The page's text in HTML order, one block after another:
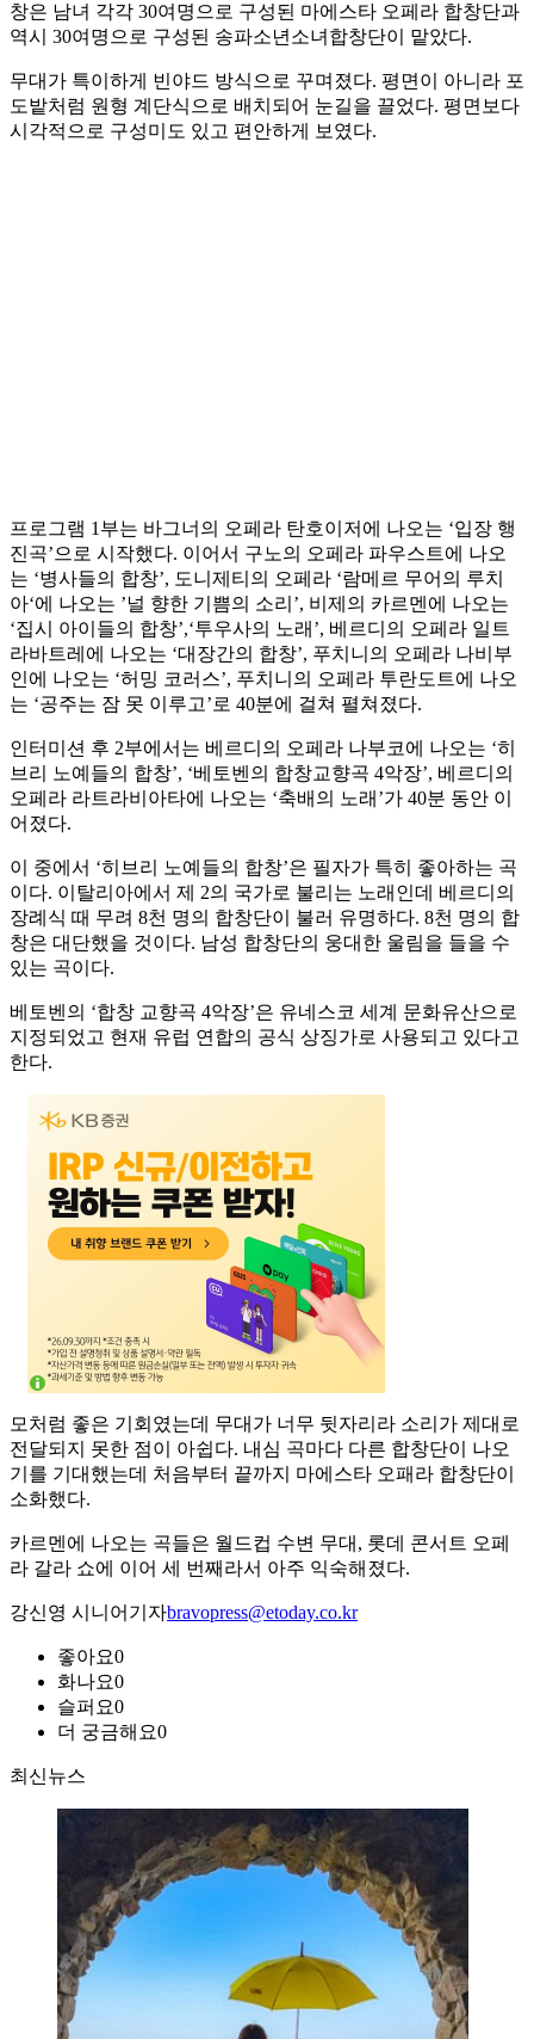
창은 남녀 각각 30여명으로 구성된 마에스타 오페라 합창단과
역시 30여명으로 구성된 송파소년소녀합창단이 맡았다.
무대가 특이하게 빈야드 방식으로 꾸며졌다. 평면이 아니라 포
도밭처럼 원형 계단식으로 배치되어 눈길을 끌었다. 평면보다
시각적으로 구성미도 있고 편안하게 보였다.
프로그램 1부는 바그너의 오페라 탄호이저에 나오는 ‘입장 행
진곡’으로 시작했다. 이어서 구노의 오페라 파우스트에 나오
는 ‘병사들의 합창’, 도니제티의 오페라 ‘람메르 무어의 루치
아‘에 나오는 ’널 향한 기쁨의 소리’, 비제의 카르멘에 나오는
‘집시 아이들의 합창’,‘투우사의 노래’, 베르디의 오페라 일트
라바트레에 나오는 ‘대장간의 합창’, 푸치니의 오페라 나비부
인에 나오는 ‘허밍 코러스’, 푸치니의 오페라 투란도트에 나오
는 ‘공주는 잠 못 이루고’로 40분에 걸쳐 펼쳐졌다.
인터미션 후 2부에서는 베르디의 오페라 나부코에 나오는 ‘히
브리 노예들의 합창’, ‘베토벤의 합창교향곡 4악장’, 베르디의
오페라 라트라비아타에 나오는 ‘축배의 노래’가 40분 동안 이
어졌다.
이 중에서 ‘히브리 노예들의 합창’은 필자가 특히 좋아하는 곡
이다. 이탈리아에서 제 2의 국가로 불리는 노래인데 베르디의
장례식 때 무려 8천 명의 합창단이 불러 유명하다. 8천 명의 합
창은 대단했을 것이다. 남성 합창단의 웅대한 울림을 들을 수
있는 곡이다.
베토벤의 ‘합창 교향곡 4악장’은 유네스코 세계 문화유산으로
지정되었고 현재 유럽 연합의 공식 상징가로 사용되고 있다고
한다.
모처럼 좋은 기회였는데 무대가 너무 뒷자리라 소리가 제대로
전달되지 못한 점이 아쉽다. 내심 곡마다 다른 합창단이 나오
기를 기대했는데 처음부터 끝까지 마에스타 오패라 합창단이
소화했다.
카르멘에 나오는 곡들은 월드컵 수변 무대, 롯데 콘서트 오페
라 갈라 쇼에 이어 세 번째라서 아주 익숙해졌다.
강신영 시니어기자bravopress@etoday.co.kr
좋아요0
화나요0
슬퍼요0
더 궁금해요0
최신뉴스